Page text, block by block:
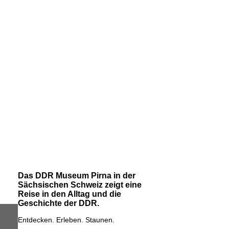
Das DDR Museum Pirna in der
Sächsischen Schweiz zeigt eine
Reise in den Alltag und die
Geschichte der DDR.
Entdecken. Erleben. Staunen.